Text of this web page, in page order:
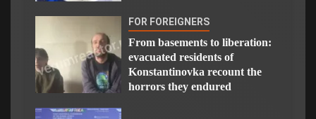
FOR FOREIGNERS
From basements to liberation:
evacuated residents of
Konstantinovka recount the
horrors they endured